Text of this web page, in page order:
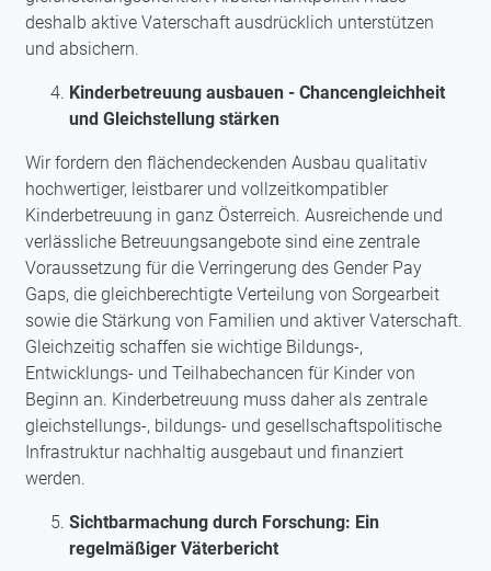
deshalb aktive Vaterschaft ausdrücklich unterstützen
und absichern.
Kinderbetreuung ausbauen - Chancengleichheit
und Gleichstellung stärken
Wir fordern den flächendeckenden Ausbau qualitativ
hochwertiger, leistbarer und vollzeitkompatibler
Kinderbetreuung in ganz Österreich. Ausreichende und
verlässliche Betreuungsangebote sind eine zentrale
Voraussetzung für die Verringerung des Gender Pay
Gaps, die gleichberechtigte Verteilung von Sorgearbeit
sowie die Stärkung von Familien und aktiver Vaterschaft.
Gleichzeitig schaffen sie wichtige Bildungs-,
Entwicklungs- und Teilhabechancen für Kinder von
Beginn an. Kinderbetreuung muss daher als zentrale
gleichstellungs-, bildungs- und gesellschaftspolitische
Infrastruktur nachhaltig ausgebaut und finanziert
werden.
Sichtbarmachung durch Forschung: Ein
regelmäßiger Väterbericht